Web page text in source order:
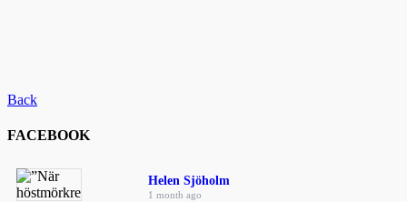
Back
FACEBOOK
Helen Sjöholm
1 month ago